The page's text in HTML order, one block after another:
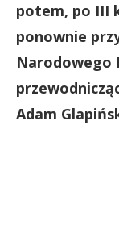
potem, po III
ponownie
Narodowego
Adam